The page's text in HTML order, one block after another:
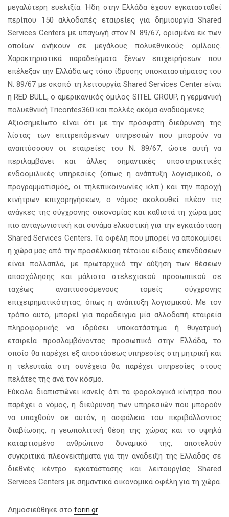
μεγαλύτερη ευελιξία. Ήδη στην Ελλάδα έχουν εγκατασταθεί
περίπου 150 αλλοδαπές εταιρείες για δημιουργία Shared
Services Centers με υπαγωγή στον Ν. 89/67, ορισμένα εκ των
οποίων ανήκουν σε μεγάλους πολυεθνικούς ομίλους.
Χαρακτηριστικά παραδείγματα ξένων επιχειρήσεων που
επέλεξαν την Ελλάδα ως τόπο ίδρυσης υποκαταστήματος του
Ν. 89/67 με σκοπό τη λειτουργία Shared Services Center είναι
η RED BULL, ο αμερικανικός όμιλος SITEL GROUP, η γερμανική
πολυεθνική Τricontes360 και πολλές ακόμα αναδυόμενες.
Αξιοσημείωτο είναι ότι με την πρόσφατη διεύρυνση της
λίστας των επιτρεπόμενων υπηρεσιών που μπορούν να
αναπτύσσουν οι εταιρείες του Ν. 89/67, ώστε αυτή να
περιλαμβάνει και άλλες σημαντικές υποστηρικτικές
ενδοομιλικές υπηρεσίες (όπως η ανάπτυξη λογισμικού, ο
προγραμματισμός, οι τηλεπικοινωνίες κλπ.) και την παροχή
κινήτρων επιχορηγήσεων, ο νόμος ακολουθεί πλέον τις
ανάγκες της σύγχρονης οικονομίας και καθιστά τη χώρα μας
πιο ανταγωνιστική και συνάμα ελκυστική για την εγκατάσταση
Shared Services Centers. Τα οφέλη που μπορεί να αποκομίσει
η χώρα μας από την προσέλκυση τέτοιου είδους επενδύσεων
είναι πολλαπλά, με πρωταρχικό την αύξηση των θέσεων
απασχόλησης και μάλιστα στελεχιακού προσωπικού σε
ταχέως αναπτυσσόμενους τομείς σύγχρονης
επιχειρηματικότητας, όπως η ανάπτυξη λογισμικού. Με τον
τρόπο αυτό, μπορεί για παράδειγμα μία αλλοδαπή εταιρεία
πληροφορικής να ιδρύσει υποκατάστημα ή θυγατρική
εταιρεία προσλαμβάνοντας προσωπικό στην Ελλάδα, το
οποίο θα παρέχει εξ αποστάσεως υπηρεσίες στη μητρική και
η τελευταία στη συνέχεια θα παρέχει υπηρεσίες στους
πελάτες της ανά τον κόσμο.
Εύκολα διαπιστώνει κανείς ότι τα φορολογικά κίνητρα που
παρέχει ο νόμος, η διεύρυνση των υπηρεσιών που μπορούν
να υπαχθούν σε αυτόν, η ασφάλεια του περιβάλλοντος
διαβίωσης, η γεωπολιτική θέση της χώρας και το υψηλά
καταρτισμένο ανθρώπινο δυναμικό της, αποτελούν
συγκριτικά πλεονεκτήματα για την ανάδειξη της Ελλάδας σε
διεθνές κέντρο εγκατάστασης και λειτουργίας Shared
Services Centers με σημαντικά οικονομικά οφέλη για τη χώρα.
Δημοσιεύθηκε στο forin.gr